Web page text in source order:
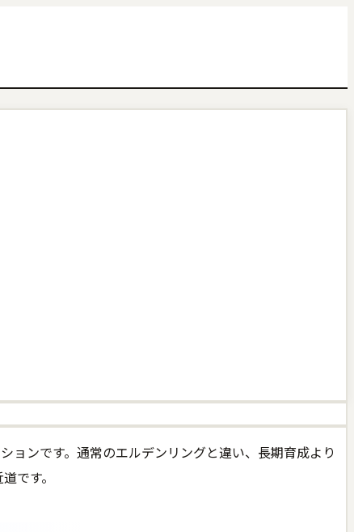
ョンです。通常のエルデンリングと違い、長期育成より
です。